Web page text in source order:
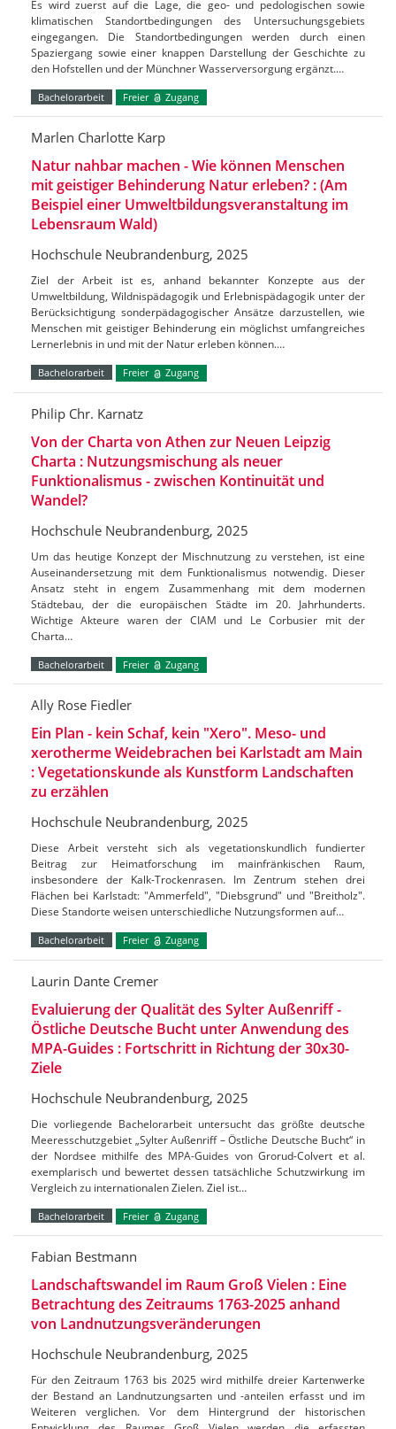
Es wird zuerst auf die Lage, die geo- und pedologischen sowie
klimatischen Standortbedingungen des Untersuchungsgebiets
eingegangen. Die Standortbedingungen werden durch einen
Spaziergang sowie einer knappen Darstellung der Geschichte zu
den Hofstellen und der Münchner Wasserversorgung ergänzt.…
Bachelorarbeit Freier Zugang
Marlen Charlotte Karp
Natur nahbar machen - Wie können Menschen
mit geistiger Behinderung Natur erleben? : (Am
Beispiel einer Umweltbildungsveranstaltung im
Lebensraum Wald)
Hochschule Neubrandenburg, 2025
Ziel der Arbeit ist es, anhand bekannter Konzepte aus der
Umweltbildung, Wildnispädagogik und Erlebnispädagogik unter der
Berücksichtigung sonderpädagogischer Ansätze darzustellen, wie
Menschen mit geistiger Behinderung ein möglichst umfangreiches
Lernerlebnis in und mit der Natur erleben können.…
Bachelorarbeit Freier Zugang
Philip Chr. Karnatz
Von der Charta von Athen zur Neuen Leipzig
Charta : Nutzungsmischung als neuer
Funktionalismus - zwischen Kontinuität und
Wandel?
Hochschule Neubrandenburg, 2025
Um das heutige Konzept der Mischnutzung zu verstehen, ist eine
Auseinandersetzung mit dem Funktionalismus notwendig. Dieser
Ansatz steht in engem Zusammenhang mit dem modernen
Städtebau, der die europäischen Städte im 20. Jahrhunderts.
Wichtige Akteure waren der CIAM und Le Corbusier mit der
Charta…
Bachelorarbeit Freier Zugang
Ally Rose Fiedler
Ein Plan - kein Schaf, kein "Xero". Meso- und
xerotherme Weidebrachen bei Karlstadt am Main
: Vegetationskunde als Kunstform Landschaften
zu erzählen
Hochschule Neubrandenburg, 2025
Diese Arbeit versteht sich als vegetationskundlich fundierter
Beitrag zur Heimatforschung im mainfränkischen Raum,
insbesondere der Kalk-Trockenrasen. Im Zentrum stehen drei
Flächen bei Karlstadt: "Ammerfeld", "Diebsgrund" und "Breitholz".
Diese Standorte weisen unterschiedliche Nutzungsformen auf…
Bachelorarbeit Freier Zugang
Laurin Dante Cremer
Evaluierung der Qualität des Sylter Außenriff -
Östliche Deutsche Bucht unter Anwendung des
MPA-Guides : Fortschritt in Richtung der 30x30-
Ziele
Hochschule Neubrandenburg, 2025
Die vorliegende Bachelorarbeit untersucht das größte deutsche
Meeresschutzgebiet „Sylter Außenriff – Östliche Deutsche Bucht“ in
der Nordsee mithilfe des MPA-Guides von Grorud-Colvert et al.
exemplarisch und bewertet dessen tatsächliche Schutzwirkung im
Vergleich zu internationalen Zielen. Ziel ist…
Bachelorarbeit Freier Zugang
Fabian Bestmann
Landschaftswandel im Raum Groß Vielen : Eine
Betrachtung des Zeitraums 1763-2025 anhand
von Landnutzungsveränderungen
Hochschule Neubrandenburg, 2025
Für den Zeitraum 1763 bis 2025 wird mithilfe dreier Kartenwerke
der Bestand an Landnutzungsarten und -anteilen erfasst und im
Weiteren verglichen. Vor dem Hintergrund der historischen